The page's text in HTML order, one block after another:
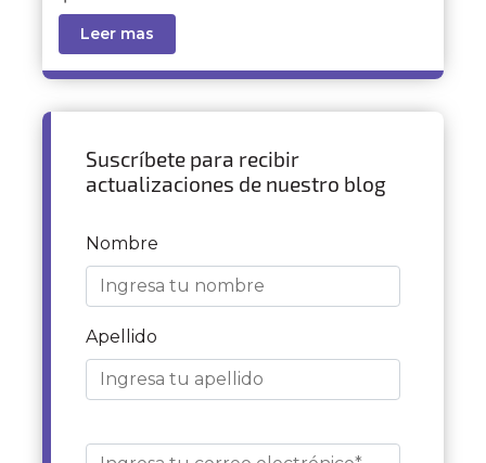
Leer mas
Suscríbete para recibir
actualizaciones de nuestro blog
Nombre
Apellido